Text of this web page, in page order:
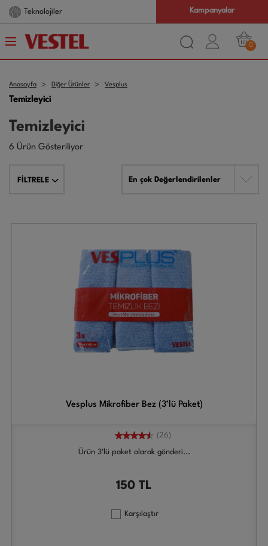
Teknolojiler Kampanyalar
0
Anasayfa Diğer Ürünler Vesplus
Temizleyici
Temizleyici
6 Ürün Gösteriliyor
FİLTRELE En çok Değerlendirilenler
Vesplus Mikrofiber Bez (3’lü Paket)
(26)
Ürün 3'lü paket olarak gönderi...
150 TL
Karşılaştır